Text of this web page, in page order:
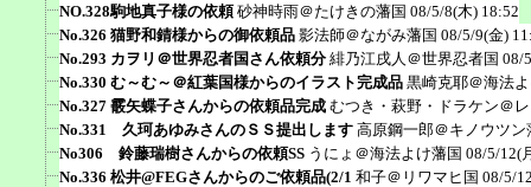
NO.328駒地真子様の依頼 砂神時雨＠たけきの藩国 08/5/8(木) 18:52
No.326 猫野和錆様からの御依頼品 影法師＠ながみ藩国 08/5/9(金)
No.293 カヲリ＠世界忍者国さん依頼分 緋乃江戌人＠世界忍者国 08/
No.330 む～む～＠紅葉国様からのイラスト完成品 黒崎克耶＠海法
No.327 霰矢蝶子さんからの依頼品完成 むつき・萩野・ドラケン＠
No.331 久珂あゆみさんのＳＳ提出します 高原鋼一郎＠キノウツン
No306 鈴藤瑞樹さんからの依頼SS うにょ＠海法よけ藩国 08/5/12(
No.336 松井@FEGさんからのご依頼品(2/1 和子＠リワマヒ国 08/5/